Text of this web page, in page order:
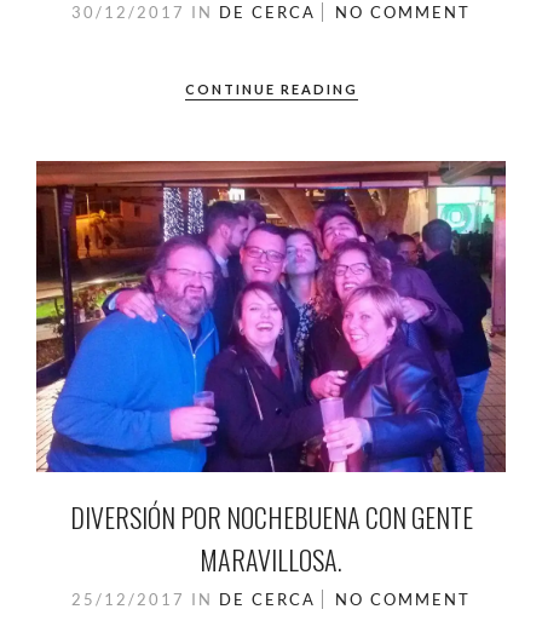
30/12/2017 IN DE CERCA NO COMMENT
CONTINUE READING
DIVERSIÓN POR NOCHEBUENA CON GENTE
MARAVILLOSA.
25/12/2017 IN DE CERCA NO COMMENT